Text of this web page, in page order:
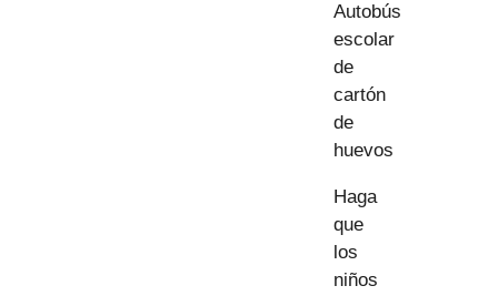
Autobús
escolar
de
cartón
de
huevos
Haga
que
los
niños